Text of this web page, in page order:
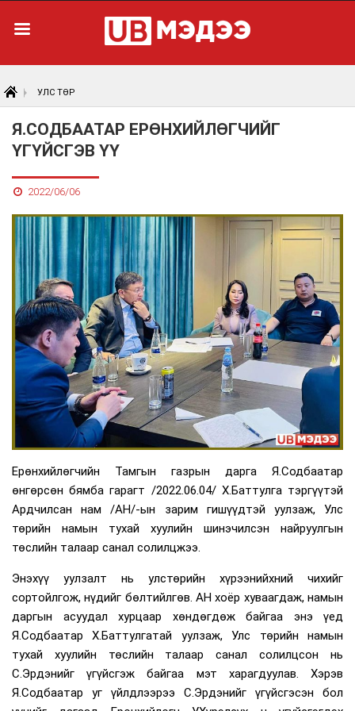
УЛС ТӨР
Я.СОДБААТАР ЕРӨНХИЙЛӨГЧИЙГ
ҮГҮЙСГЭВ ҮҮ
2022/06/06
Ерөнхийлөгчийн Тамгын газрын дарга Я.Содбаатар
өнгөрсөн бямба гарагт /2022.06.04/ Х.Баттулга тэргүүтэй
Ардчилсан нам /АН/-ын зарим гишүүдтэй уулзаж, Улс
төрийн намын тухай хуулийн шинэчилсэн найруулгын
төслийн талаар санал солилцжээ.
Энэхүү уулзалт нь улстөрийн хүрээнийхний чихийг
сортойлгож, нүдийг бөлтийлгөв. АН хоёр хуваагдаж, намын
даргын асуудал хурцаар хөндөгдөж байгаа энэ үед
Я.Содбаатар Х.Баттулгатай уулзаж, Улс төрийн намын
тухай хуулийн төслийн талаар санал солилцсон нь
С.Эрдэнийг үгүйсгэж байгаа мэт харагдуулав. Хэрэв
Я.Содбаатар уг үйлдлээрээ С.Эрдэнийг үгүйсгэсэн бол